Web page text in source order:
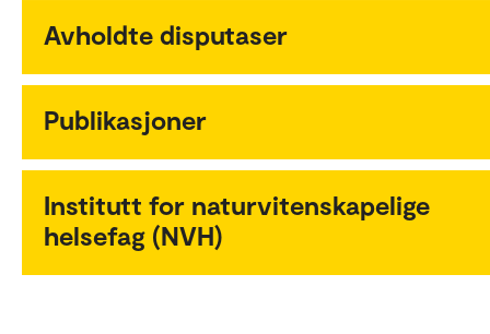
Avholdte disputaser
Publikasjoner
Institutt for naturvitenskapelige
helsefag (NVH)